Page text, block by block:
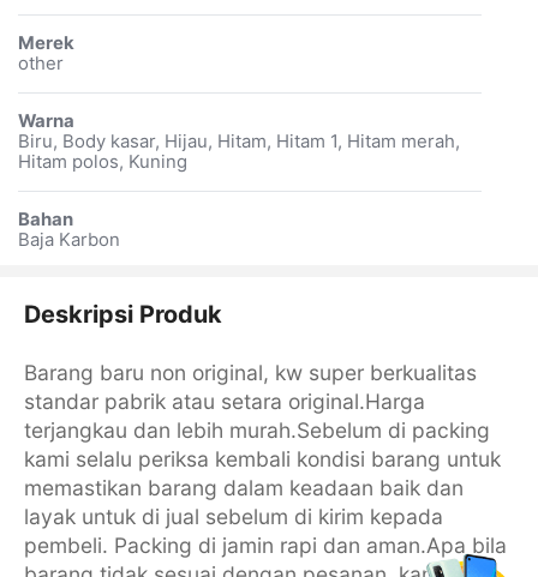
Merek
other
Warna
Biru, Body kasar, Hijau, Hitam, Hitam 1, Hitam merah,
Hitam polos, Kuning
Bahan
Baja Karbon
Deskripsi Produk
Barang baru non original, kw super berkualitas
standar pabrik atau setara original.Harga
terjangkau dan lebih murah.Sebelum di packing
kami selalu periksa kembali kondisi barang untuk
memastikan barang dalam keadaan baik dan
layak untuk di jual sebelum di kirim kepada
pembeli. Packing di jamin rapi dan aman.Apa bila